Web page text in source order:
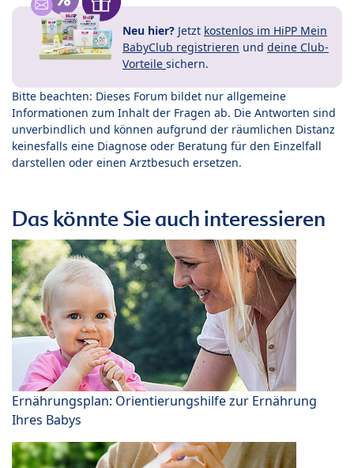
Neu hier? Jetzt kostenlos im HiPP Mein
BabyClub registrieren und deine Club-
Vorteile sichern.
Bitte beachten: Dieses Forum bildet nur allgemeine
Informationen zum Inhalt der Fragen ab. Die Antworten sind
unverbindlich und können aufgrund der räumlichen Distanz
keinesfalls eine Diagnose oder Beratung für den Einzelfall
darstellen oder einen Arztbesuch ersetzen.
Das könnte Sie auch interessieren
Ernährungsplan: Orientierungshilfe zur Ernährung
Ihres Babys